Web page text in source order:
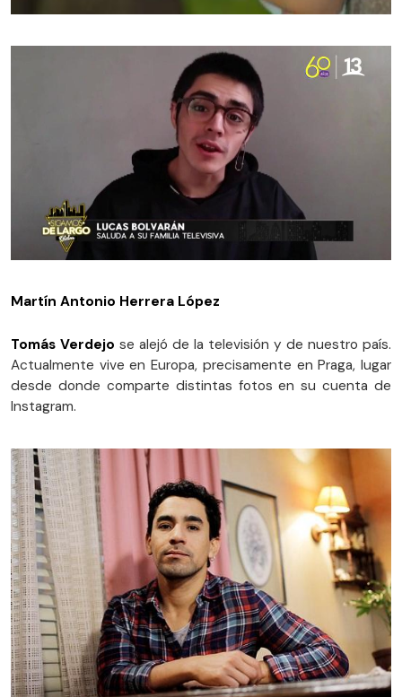
Martín Antonio Herrera López
Tomás Verdejo se alejó de la televisión y de nuestro país.
Actualmente vive en Europa, precisamente en Praga, lugar
desde donde comparte distintas fotos en su cuenta de
Instagram.